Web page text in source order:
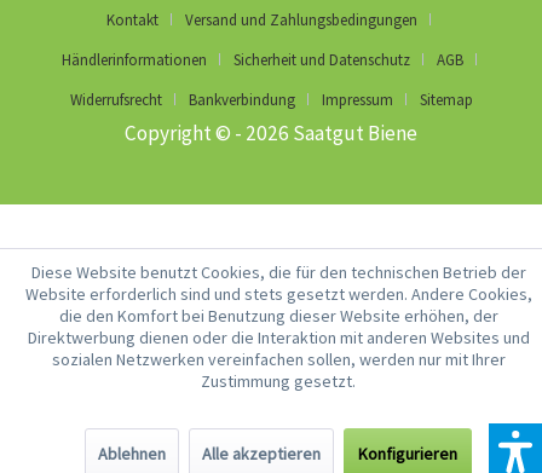
Kontakt
Versand und Zahlungsbedingungen
Händlerinformationen
Sicherheit und Datenschutz
AGB
Widerrufsrecht
Bankverbindung Impressum Sitemap
Copyright © - 2026 Saatgut Biene
Diese Website benutzt Cookies, die für den technischen Betrieb der
Website erforderlich sind und stets gesetzt werden. Andere Cookies,
die den Komfort bei Benutzung dieser Website erhöhen, der
Direktwerbung dienen oder die Interaktion mit anderen Websites und
sozialen Netzwerken vereinfachen sollen, werden nur mit Ihrer
Zustimmung gesetzt.
Ablehnen Alle akzeptieren Konfigurieren